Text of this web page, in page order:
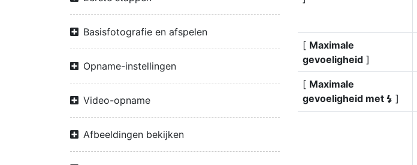
Basisfotografie en afspelen
Opname-instellingen
Video-opname
Afbeeldingen bekijken
[ Maximale
gevoeligheid ]
[ Maximale
gevoeligheid met c ]